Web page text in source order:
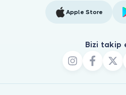
Apple Store
Bizi takip